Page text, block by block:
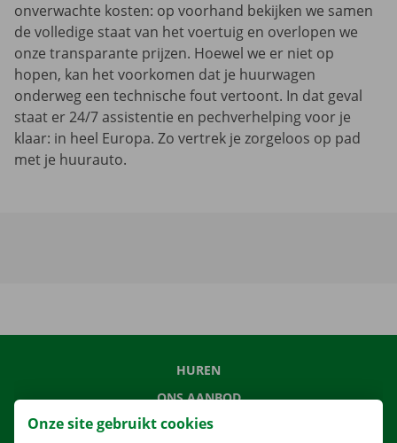
onverwachte kosten: op voorhand bekijken we samen
de volledige staat van het voertuig en overlopen we
onze transparante prijzen. Hoewel we er niet op
hopen, kan het voorkomen dat je huurwagen
onderweg een technische fout vertoont. In dat geval
staat er 24/7 assistentie en pechverhelping voor je
klaar: in heel Europa. Zo vertrek je zorgeloos op pad
met je huurauto.
HUREN
ONS AANBOD
ONZE DIENSTEN
Onze site gebruikt cookies